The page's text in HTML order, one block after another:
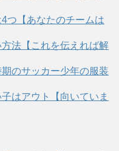
つ【あなたのチームは
法【これを伝えれば解
のサッカー少年の服装
はアウト【向いていま